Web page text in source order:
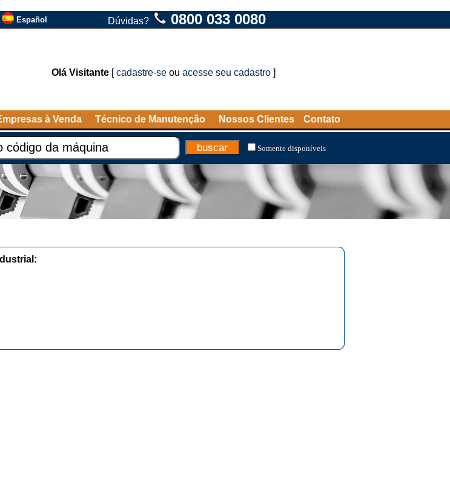
Español Dúvidas? 0800 033 0080
Olá Visitante [cadastre-se ou acesse seu cadastro ]
à Venda Técnico de Manutenção Nossos Clientes Contato
Somente disponíveis